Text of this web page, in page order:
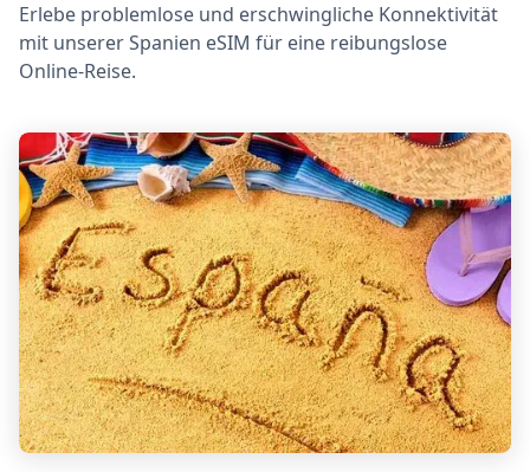
Erlebe problemlose und erschwingliche Konnektivität
mit unserer Spanien eSIM für eine reibungslose
Online-Reise.